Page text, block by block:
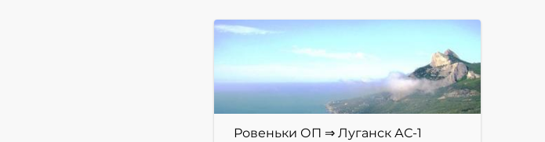
Ровеньки ОП ⇒ Луганск АС-1